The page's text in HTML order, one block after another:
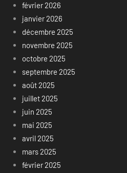
février 2026
janvier 2026
décembre 2025
novembre 2025
octobre 2025
septembre 2025
août 2025
juillet 2025
juin 2025
mai 2025
avril 2025
mars 2025
février 2025